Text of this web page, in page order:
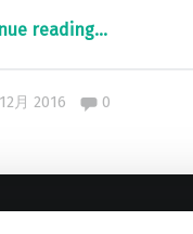
reading"
休
…
月 2016 Comments:
0